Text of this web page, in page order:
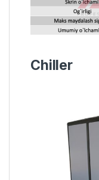
Chiller